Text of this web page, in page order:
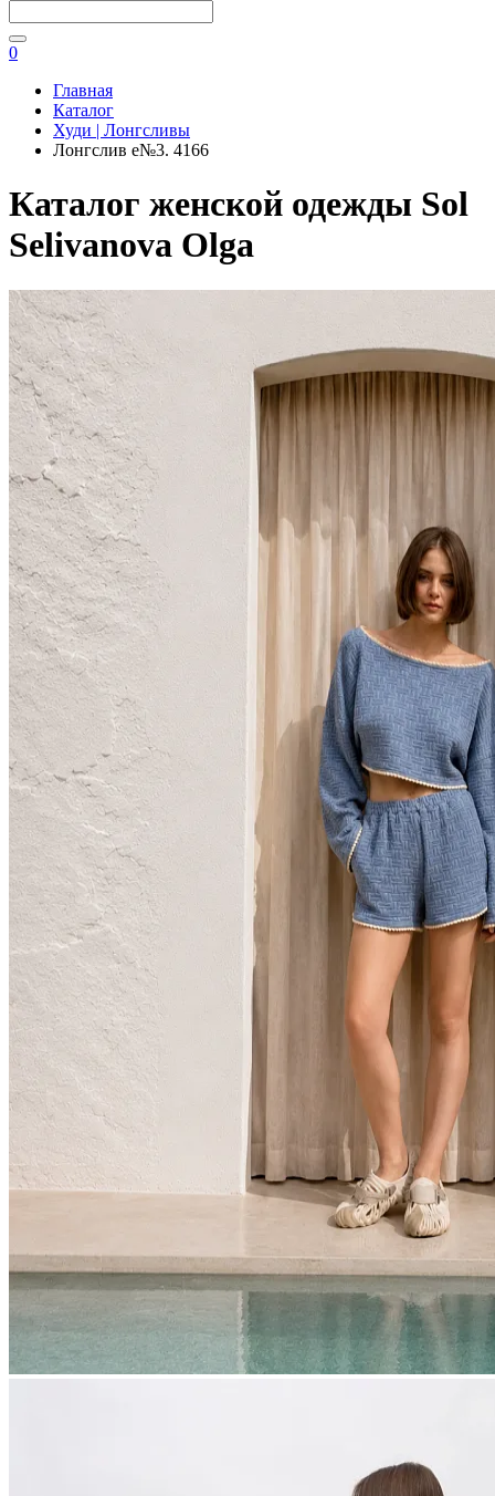
0
Главная
Каталог
Худи | Лонгсливы
Лонгслив e№3. 4166
Каталог женской одежды Sol
Selivanova Olga